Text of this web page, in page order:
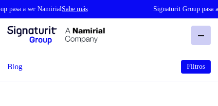
a ser NamirialSabe más Signaturit Group pasa a
Blog Filtros